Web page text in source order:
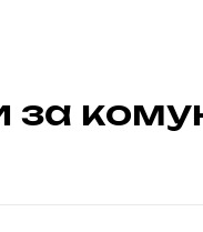
за